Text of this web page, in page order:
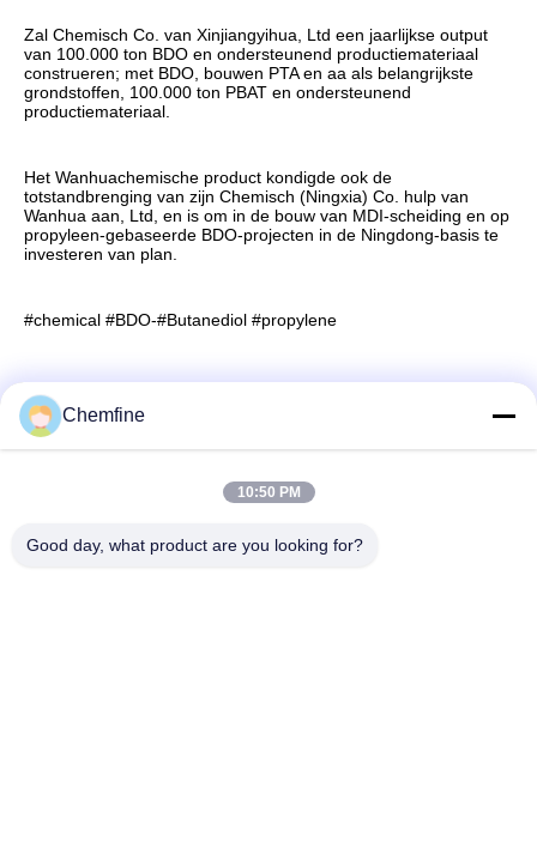
Zal Chemisch Co. van Xinjiangyihua, Ltd een jaarlijkse output
van 100.000 ton BDO en ondersteunend productiemateriaal
construeren; met BDO, bouwen PTA en aa als belangrijkste
grondstoffen, 100.000 ton PBAT en ondersteunend
productiemateriaal.
Het Wanhuachemische product kondigde ook de
totstandbrenging van zijn Chemisch (Ningxia) Co. hulp van
Wanhua aan, Ltd, en is om in de bouw van MDI-scheiding en op
propyleen-gebaseerde BDO-projecten in de Ningdong-basis te
investeren van plan.
#chemical #BDO-#Butanediol #propylene
Zaal 924, Road van No.813 Yinxiu, Wuxi-Stad, Jiangsu,
Chemfine
10:50 PM
Good day, what product are you looking for?